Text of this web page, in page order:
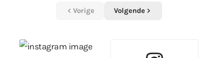
Vorige Volgende